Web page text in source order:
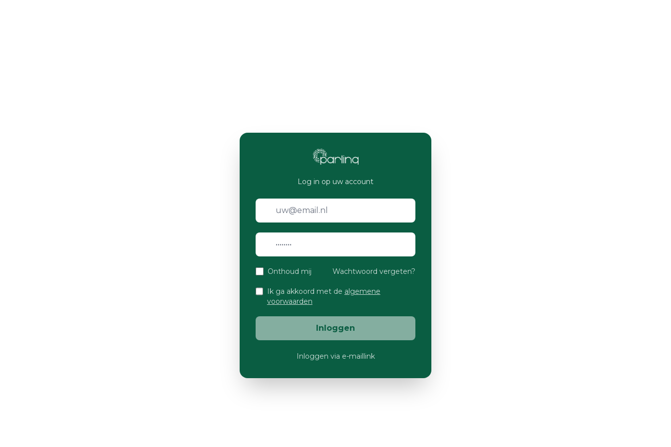
Log in op uw account
Onthoud mij Wachtwoord vergeten?
Ik ga akkoord met de algemene
voorwaarden
Inloggen
Inloggen via e-maillink